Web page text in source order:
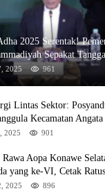
2025 Serentak!
Sepakat
2025 961
Lintas Sektor:
Kecamatan
Menyeluruh”
2025 901
Aopa Konawe
yang ke-VI, Cetak
2025 896